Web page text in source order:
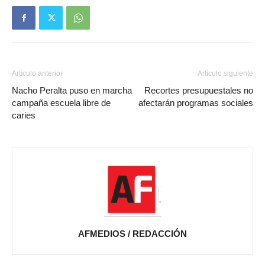
Artículo anterior
Nacho Peralta puso en marcha
campaña escuela libre de
caries
Artículo siguiente
Recortes presupuestales no
afectarán programas sociales
AFMEDIOS / REDACCIÓN